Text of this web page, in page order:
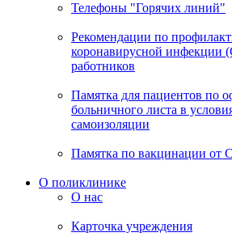
Телефоны "Горячих линий"
Рекомендации по
коронавирусной инфекции
работников
Памятка для пациентов по
больничного листа в
самоизоляции
Памятка по вакцинации от
О поликлинике
О нас
Карточка учреждения